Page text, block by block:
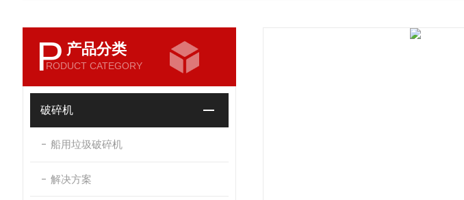
P 产品分类
RODUCT CATEGORY
破碎机
船用垃圾破碎机
解决方案